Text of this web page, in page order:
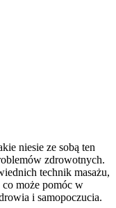
niesie ze sobą ten
zdrowotnych.
technik masażu,
może pomóc w
i samopoczucia.